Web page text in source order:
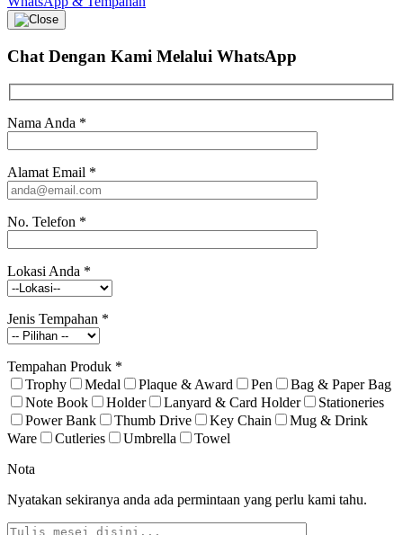
Chat Dengan Kami Melalui WhatsApp
Nama Anda *
Alamat Email *
No. Telefon *
Lokasi Anda *
Jenis Tempahan *
Tempahan Produk *
Trophy
Medal Plaque & Award Pen
Bag & Paper Bag
Note Book
Holder Lanyard & Card Holder
Stationeries
Power Bank
Thumb Drive Key Chain
Mug & Drink
Ware
Cutleries Umbrella
Towel
Nota
Nyatakan sekiranya anda ada permintaan yang perlu kami tahu.